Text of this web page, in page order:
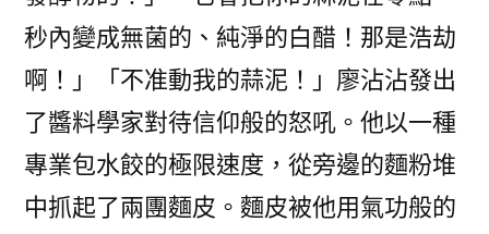
秒內變成無菌的、純淨的白醋！那是浩劫
啊！」「不准動我的蒜泥！」廖沾沾發出
了醬料學家對待信仰般的怒吼。他以一種
專業包水餃的極限速度，從旁邊的麵粉堆
中抓起了兩團麵皮。麵皮被他用氣功般的